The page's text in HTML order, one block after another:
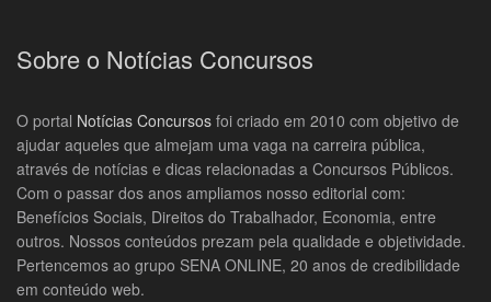
Sobre o Notícias Concursos
O portal Notícias Concursos foi criado em 2010 com objetivo de
ajudar aqueles que almejam uma vaga na carreira pública,
através de notícias e dicas relacionadas a Concursos Públicos.
Com o passar dos anos ampliamos nosso editorial com:
Benefícios Sociais, Direitos do Trabalhador, Economia, entre
outros. Nossos conteúdos prezam pela qualidade e objetividade.
Pertencemos ao grupo SENA ONLINE, 20 anos de credibilidade
em conteúdo web.